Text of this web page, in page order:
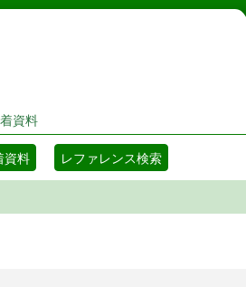
索・予約システム
資料
資料 レファレンス検索